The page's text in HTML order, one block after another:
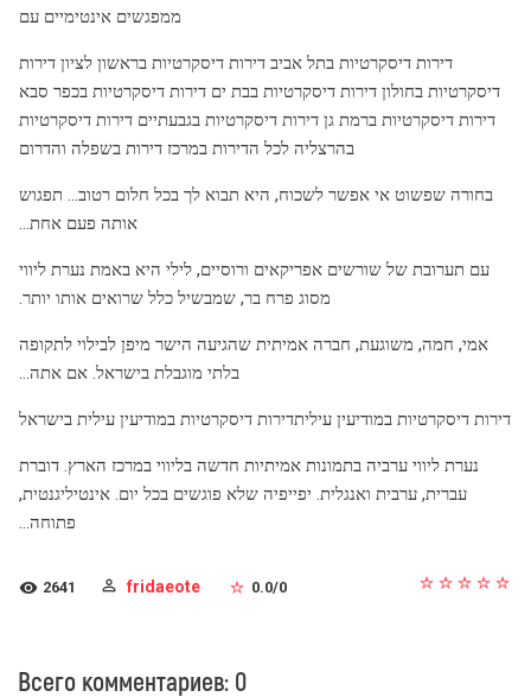
ממפגשים אינטימיים עם
דירות דיסקרטיות בתל אביב דירות דיסקרטיות בראשון לציון דירות
דיסקרטיות בחולון דירות דיסקרטיות בבת ים דירות דיסקרטיות בכפר סבא
דירות דיסקרטיות ברמת גן דירות דיסקרטיות בגבעתיים דירות דיסקרטיות
בהרצליה לכל הדירות במרכז דירות בשפלה והדרום
בחורה שפשוט אי אפשר לשכוח, היא תבוא לך בכל חלום רטוב... תפגוש
אותה פעם אחת…
עם תערובת של שורשים אפריקאים ורוסיים, לילי היא באמת נערת ליווי
מסוג פרח בר, שמבשיל כלל שרואים אותו יותר.
אמי, חמה, משוגעת, חברה אמיתית שהגיעה הישר מיפן לבילוי לתקופה
בלתי מוגבלת בישראל. אם אתה…
דירות דיסקרטיות במודיעין עיליתדירות דיסקרטיות במודיעין עילית בישראל
נערת ליווי ערביה בתמונות אמיתיות חדשה בליווי במרכז הארץ. דוברת
עברית, ערבית ואנגלית. יפייפיה שלא פוגשים בכל יום. אינטיליגנטית,
פתוחה…
2641 fridaeote 0.0/0
Всего комментариев: 0